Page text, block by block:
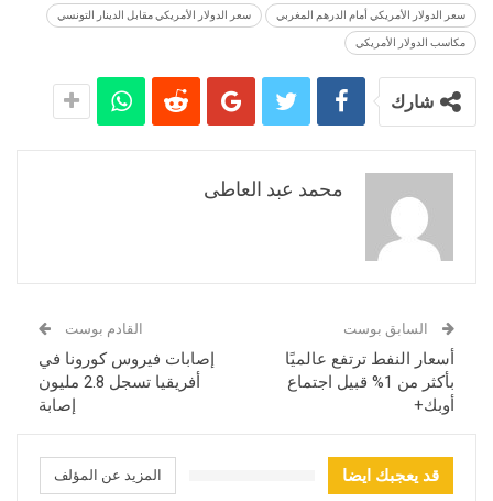
سعر الدولار الأمريكي أمام الدرهم المغربي سعر الدولار الأمريكي مقابل الدينار التونسي
مكاسب الدولار الأمريكي
شارك
محمد عبد العاطى
السابق بوست
أسعار النفط ترتفع عالميًا
بأكثر من 1% قبيل اجتماع
أوبك+
القادم بوست
إصابات فيروس كورونا في
أفريقيا تسجل 2.8 مليون
إصابة
قد يعجبك ايضا المزيد عن المؤلف